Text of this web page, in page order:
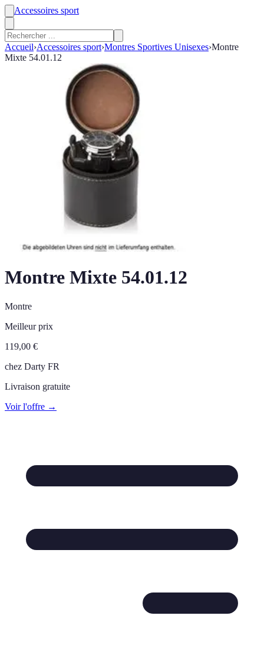
Accessoires sport
Accueil›Accessoires sport›Montres Sportives Unisexes›Montre
Mixte 54.01.12
Montre Mixte 54.01.12
Montre
Meilleur prix
119,00 €
chez Darty FR
Livraison gratuite
Voir l'offre →